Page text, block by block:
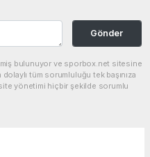
Gönder
bulunuyor ve sporbox.net sitesine
tüm sorumluluğu tek başınıza
yönetimi hiçbir şekilde sorumlu